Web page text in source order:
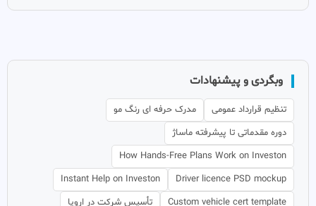
وبگردی و پیشنهادات
تنظیم قرارداد عمومی
مدرک حرفه ای رنگ مو
دوره مقدماتی تا پیشرفته ماساژ
How Hands-Free Plans Work on Investon
Driver licence PSD mockup
Instant Help on Investon
Custom vehicle cert template
تأسیس شرکت در اروپا